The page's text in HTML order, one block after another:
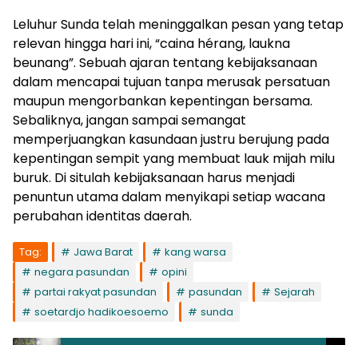
Leluhur Sunda telah meninggalkan pesan yang tetap
relevan hingga hari ini, “caina hérang, laukna
beunang”. Sebuah ajaran tentang kebijaksanaan
dalam mencapai tujuan tanpa merusak persatuan
maupun mengorbankan kepentingan bersama.
Sebaliknya, jangan sampai semangat
memperjuangkan kasundaan justru berujung pada
kepentingan sempit yang membuat lauk mijah milu
buruk. Di situlah kebijaksanaan harus menjadi
penuntun utama dalam menyikapi setiap wacana
perubahan identitas daerah.
Tag: Jawa Barat
kang warsa
negara pasundan
opini
partai rakyat pasundan
pasundan
Sejarah
soetardjo hadikoesoemo
sunda